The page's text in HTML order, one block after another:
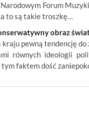
Forum
to są takie troszkę…
obraz
kraju pewną tendencję
równych ideologii
faktem dość